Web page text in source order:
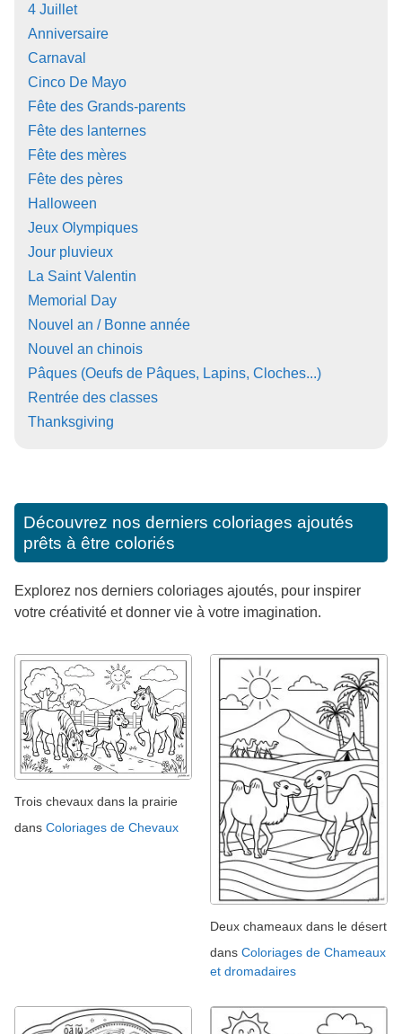
4 Juillet
Anniversaire
Carnaval
Cinco De Mayo
Fête des Grands-parents
Fête des lanternes
Fête des mères
Fête des pères
Halloween
Jeux Olympiques
Jour pluvieux
La Saint Valentin
Memorial Day
Nouvel an / Bonne année
Nouvel an chinois
Pâques (Oeufs de Pâques, Lapins, Cloches...)
Rentrée des classes
Thanksgiving
Découvrez nos derniers coloriages ajoutés
prêts à être coloriés
Explorez nos derniers coloriages ajoutés, pour inspirer
votre créativité et donner vie à votre imagination.
Trois chevaux dans la prairie
dans Coloriages de Chevaux
Deux chameaux dans le désert
dans Coloriages de Chameaux
et dromadaires